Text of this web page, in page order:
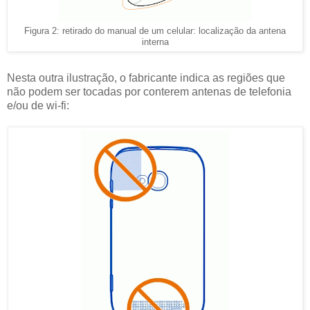
Figura 2: retirado do manual de um celular: localização da antena
interna
Nesta outra ilustração, o fabricante indica as regiões que
não podem ser tocadas por conterem antenas de telefonia
e/ou de wi-fi: